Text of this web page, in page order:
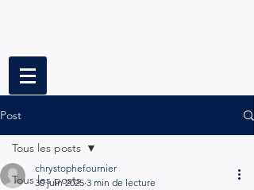
Post
Tous les posts
Tous les posts
chrystophefournier
30 juin 2025 3 min de lecture